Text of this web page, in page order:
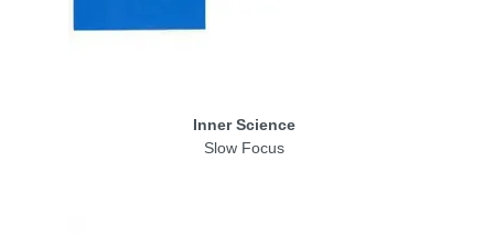
Inner Science
Slow Focus